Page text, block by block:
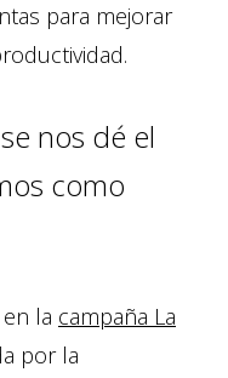
para mejorar
nos dé el
como
la campaña La
por la